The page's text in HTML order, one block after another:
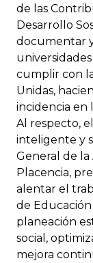
de las
Desarrollo
documentar
cumplir con
Unidas,
incidencia en
Al respecto,
inteligente y
General de la
Placencia,
alentar el
de
planeación
social,
mejora